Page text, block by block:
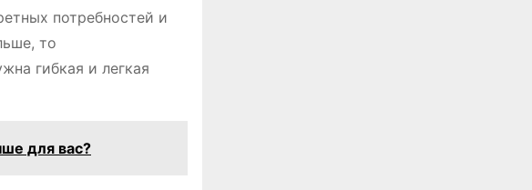
потребностей и
то
гибкая и легкая
для вас?